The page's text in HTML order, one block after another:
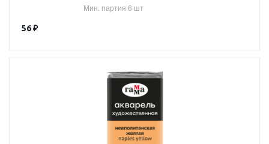
Мин. партия 6 шт
56₽